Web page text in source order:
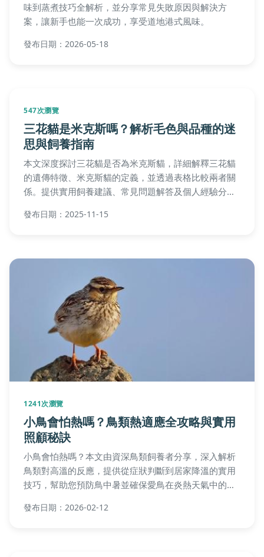
味到蒸煮技巧全解析，並分享常見失敗原因與解決方
案，讓新手也能一次成功，享受道地港式風味。
發布日期：2026-05-18
547次瀏覽
三花貓是米克斯嗎？解析毛色與品種的迷
思與飼養指南
本文深度探討三花貓是否為米克斯貓，詳細解釋三花貓
的遺傳特徵、米克斯貓的定義，並透過表格比較兩者關
係。提供實用飼養建議、常見問題解答及個人經驗分
發布日期：2025-11-15
1241次瀏覽
小鳥會怕熱嗎？鳥類熱適應全攻略與實用
照顧秘訣
小鳥會怕熱嗎？本文由資深鳥類飼養者分享，深入解析
鳥類對高溫的反應，提供從症狀判斷到居家降溫的實用
技巧，幫助您預防鳥中暑並確保愛鳥在炎熱天氣中的健
發布日期：2026-02-12